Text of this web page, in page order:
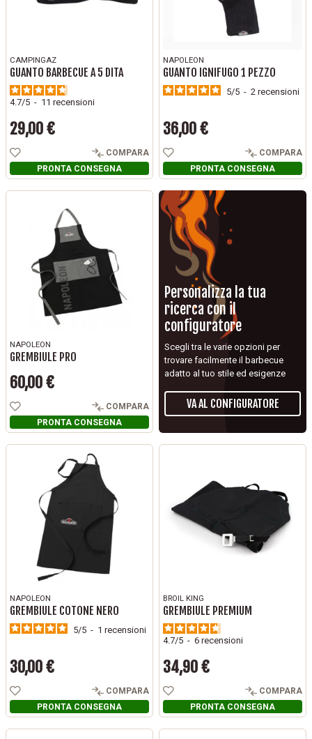
CAMPINGAZ
GUANTO BARBECUE A 5 DITA
4.7/5 - 11 recensioni
Prezzo
29,00 €
COMPARA
PRONTA CONSEGNA
NAPOLEON
GUANTO IGNIFUGO 1 PEZZO
5/5 - 2 recensioni
Prezzo
36,00 €
COMPARA
PRONTA CONSEGNA
NAPOLEON
GREMBIULE PRO
Prezzo
60,00 €
COMPARA
PRONTA CONSEGNA
Personalizza la tua
ricerca con il
configuratore
Scegli tra le varie opzioni per
trovare facilmente il barbecue
adatto al tuo stile ed esigenze
VA AL CONFIGURATORE
NAPOLEON
GREMBIULE COTONE NERO
5/5 - 1 recensioni
Prezzo
30,00 €
COMPARA
PRONTA CONSEGNA
BROIL KING
GREMBIULE PREMIUM
4.7/5 - 6 recensioni
Prezzo
34,90 €
COMPARA
PRONTA CONSEGNA